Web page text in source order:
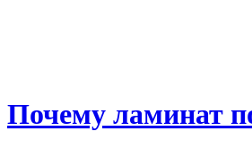
Почему ламинат